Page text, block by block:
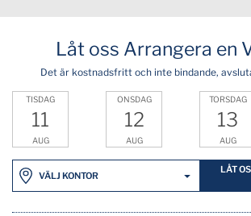
Låt oss Arrangera en
Det är kostnadsfritt och inte bindande,
TISDAG
11
AUG
ONSDAG
12
AUG
TORSDAG
13
AUG
VÄLJ KONTOR
LÅT